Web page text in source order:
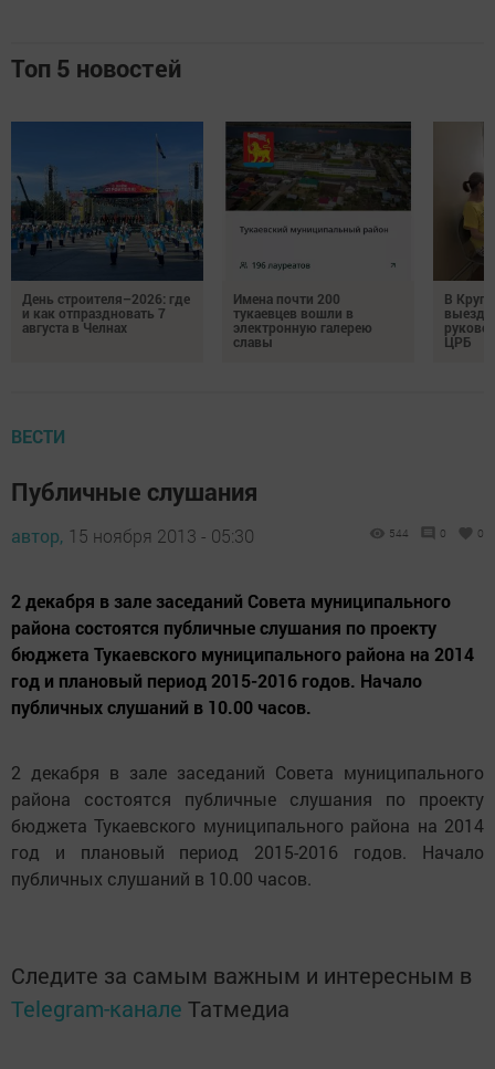
Топ 5 новостей
День строителя–2026: где
и как отпраздновать 7
августа в Челнах
Имена почти 200
тукаевцев вошли в
электронную галерею
славы
В
ЦРБ
ВЕСТИ
Публичные слушания
автор, 15 ноября 2013 - 05:30 544 0 0
2 декабря в зале заседаний Совета муниципального
района состоятся публичные слушания по проекту
бюджета Тукаевского муниципального района на 2014
год и плановый период 2015-2016 годов. Начало
публичных слушаний в 10.00 часов.
2 декабря в зале заседаний Совета муниципального
района состоятся публичные слушания по проекту
бюджета Тукаевского муниципального района на 2014
год и плановый период 2015-2016 годов. Начало
публичных слушаний в 10.00 часов.
Следите за самым важным и интересным в
Telegram-канале Татмедиа